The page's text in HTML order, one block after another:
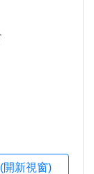
開新視窗)